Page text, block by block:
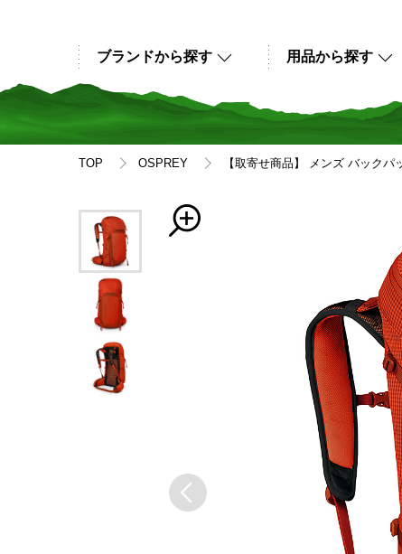
用品から探す
ブランドから探す
TOP OSPREY 【取寄せ商品】 メンズ バック